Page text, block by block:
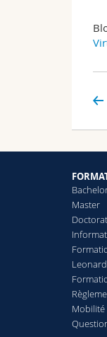
Master
Doctorat
Mobilité